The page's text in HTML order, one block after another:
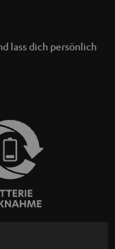
lass dich persönlich